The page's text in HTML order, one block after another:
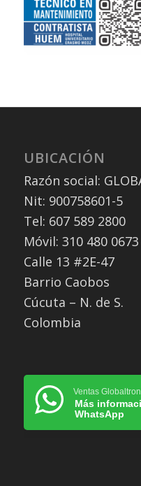
UBICACIÓN
Razón social:
Nit: 900758601-5
Tel: 607 589 2800
Móvil: 310 480
Calle 13 #2E-47
Barrio Caobos
Cúcuta – N. de S.
Colombia
Ventas
Más
WhatsApp